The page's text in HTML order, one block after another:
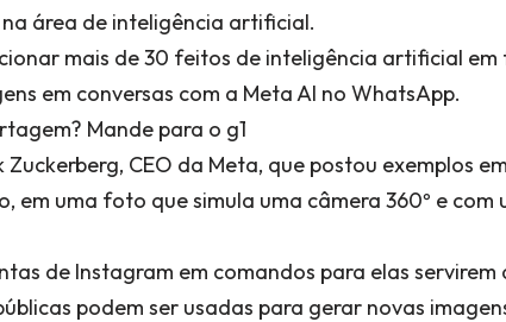
área de inteligência artificial.
mais de 30 feitos de inteligência artificial
em conversas com a Meta AI no WhatsApp.
Mande para o g1
CEO da Meta, que postou exemplos
em uma foto que simula uma câmera 360º e com
de Instagram em comandos para elas servirem
podem ser usadas para gerar novas